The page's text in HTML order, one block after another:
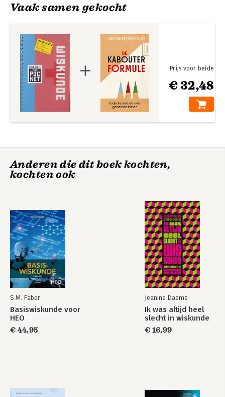
Vaak samen gekocht
€ 32,48
Prijs voor beide
Anderen die dit boek kochten,
kochten ook
S.M. Faber
Basiswiskunde voor
HEO
€ 44,95
Jeanine Daems
Ik was altijd heel
slecht in wiskunde
€ 16,99